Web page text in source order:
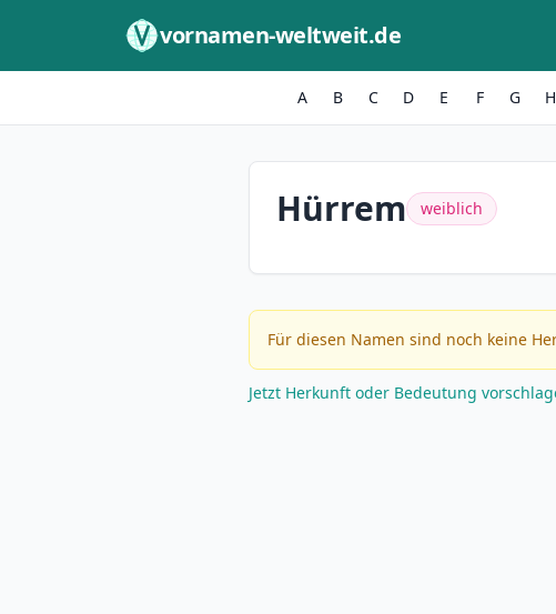
vornamen-weltweit.de
A B C D E F G H
Hürrem weiblich
Für diesen Namen sind noch keine
Jetzt Herkunft oder Bedeutung